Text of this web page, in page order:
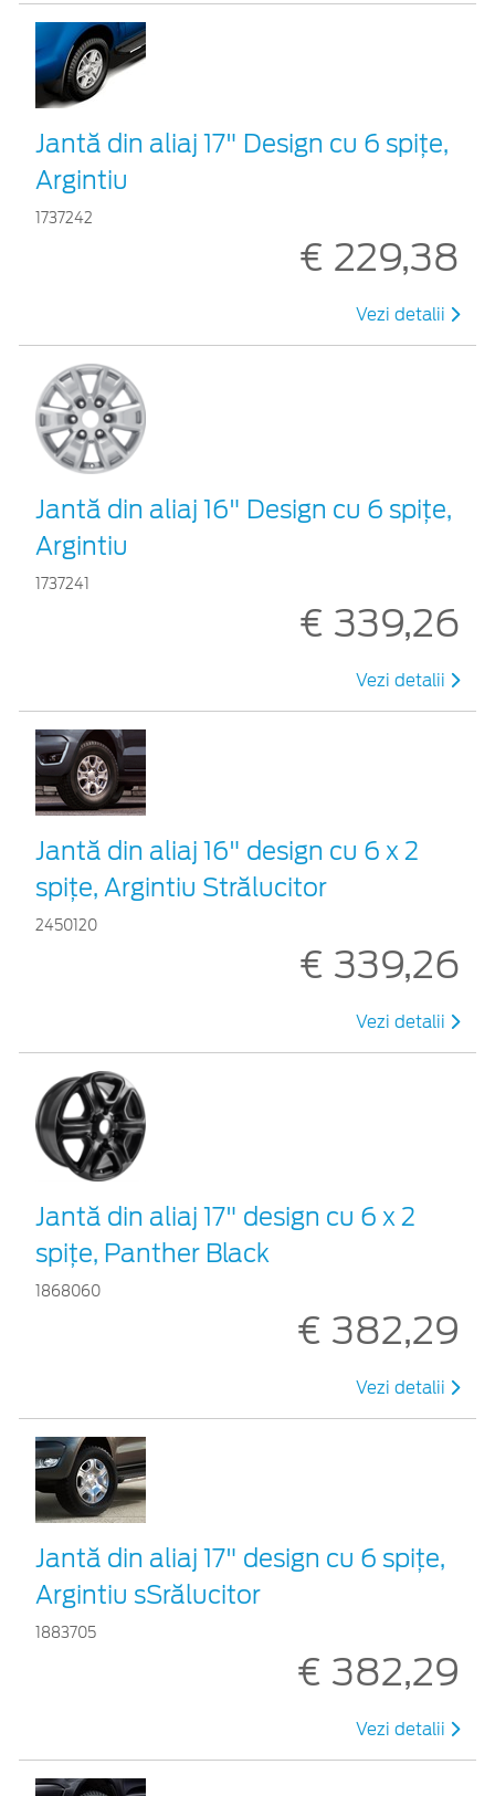
Jantă din aliaj 17" Design cu 6 spiţe,
Argintiu
1737242
€ 229,38
Vezi detalii
Jantă din aliaj 16" Design cu 6 spiţe,
Argintiu
1737241
€ 339,26
Vezi detalii
Jantă din aliaj 16" design cu 6 x 2
spiţe, Argintiu Strălucitor
2450120
€ 339,26
Vezi detalii
Jantă din aliaj 17" design cu 6 x 2
spiţe, Panther Black
1868060
€ 382,29
Vezi detalii
Jantă din aliaj 17" design cu 6 spiţe,
Argintiu sSrălucitor
1883705
€ 382,29
Vezi detalii